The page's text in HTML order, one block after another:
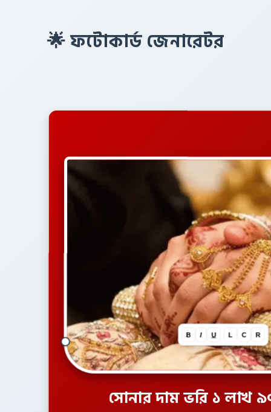
🌟 ফটোকার্ড জেনারেটর
সোনার দাম ভরি ১ লাখ
B I U L C R